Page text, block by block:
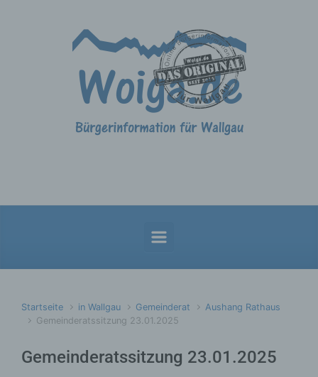
Startseite in Wallgau Gemeinderat
Aushang Rathaus
Gemeinderatssitzung 23.01.2025
Gemeinderatssitzung 23.01.2025